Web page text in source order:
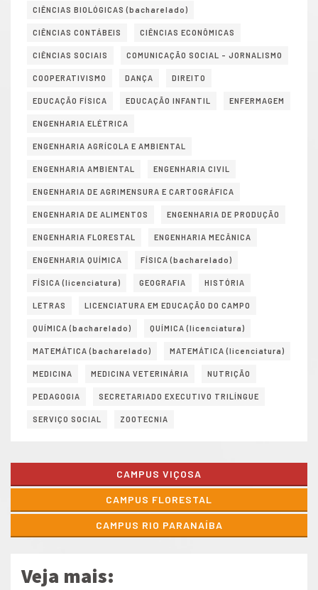
CIÊNCIAS BIOLÓGICAS (bacharelado)
CIÊNCIAS CONTÁBEIS CIÊNCIAS ECONÔMICAS
CIÊNCIAS SOCIAIS COMUNICAÇÃO SOCIAL – JORNALISMO
COOPERATIVISMO DANÇA DIREITO
EDUCAÇÃO FÍSICA EDUCAÇÃO INFANTIL ENFERMAGEM
ENGENHARIA ELÉTRICA
ENGENHARIA AGRÍCOLA E AMBIENTAL
ENGENHARIA AMBIENTAL ENGENHARIA CIVIL
ENGENHARIA DE AGRIMENSURA E CARTOGRÁFICA
ENGENHARIA DE ALIMENTOS ENGENHARIA DE PRODUÇÃO
ENGENHARIA FLORESTAL ENGENHARIA MECÂNICA
ENGENHARIA QUÍMICA FÍSICA (bacharelado)
FÍSICA (licenciatura) GEOGRAFIA HISTÓRIA
LETRAS LICENCIATURA EM EDUCAÇÃO DO CAMPO
QUÍMICA (bacharelado) QUÍMICA (licenciatura)
MATEMÁTICA (bacharelado) MATEMÁTICA (licenciatura)
MEDICINA MEDICINA VETERINÁRIA NUTRIÇÃO
PEDAGOGIA SECRETARIADO EXECUTIVO TRILÍNGUE
SERVIÇO SOCIAL ZOOTECNIA
CAMPUS VIÇOSA
CAMPUS FLORESTAL
CAMPUS RIO PARANAÍBA
Veja mais: